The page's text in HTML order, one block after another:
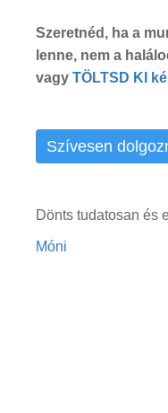
Szeretnéd, ha a
lenne, nem a
vagy TÖLTSD KI
Szívesen
Dönts tudatosan és
Móni